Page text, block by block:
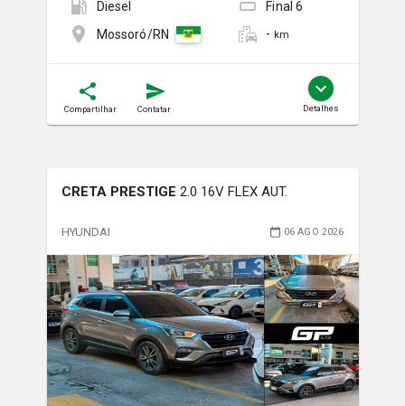
Diesel Final6
Mossoró/RN
- km
Compartilhar Contatar Detalhes
CRETA PRESTIGE 2.0 16V FLEX AUT.
HYUNDAI 06 AGO 2026